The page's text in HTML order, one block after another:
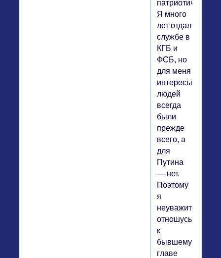
патриотического.
Я много
лет отдал
службе в
КГБ и
ФСБ, но
для меня
интересы
людей
всегда
были
прежде
всего, а
для
Путина
— нет.
Поэтому
я
неуважительно
отношусь
к
бывшему
главе